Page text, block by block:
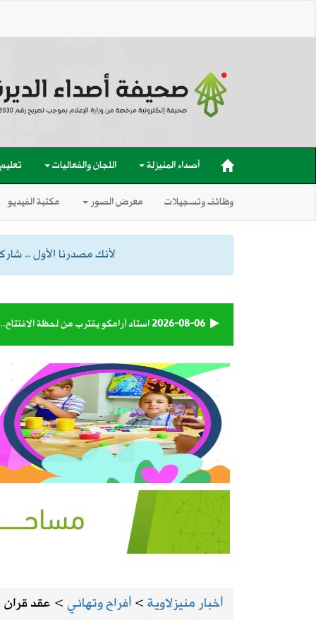
أصداء المنيزلة اللجان والفعاليات تعليم
وظائف وتسجيلات معرض الصور مكتبة الفيديو
لأنك مصدرنا الأول ..
2026-08-06استاد أرامكو يقترب من لحظة
2026-08-06أمانة الأحساء تنجز تطوير الطريق
2026-08-05المنيزلة تستعد لإطلاق النسخة الـ28 من حملة التبرع بالدم «بدمي أفديك» الجمعة ولمدة يومين
2026-08-05 الجامعة السعودية الإلكترونية تواصل استقبال
2026-08-05130 كاميرا ذكية تراقب شبكة الطرق على مدار الساعة
2026-08-05 إطلاق تحدي ابتكار أفضل مظلة
أخبار منيزلاوية>أفراح وتهاني> عقد